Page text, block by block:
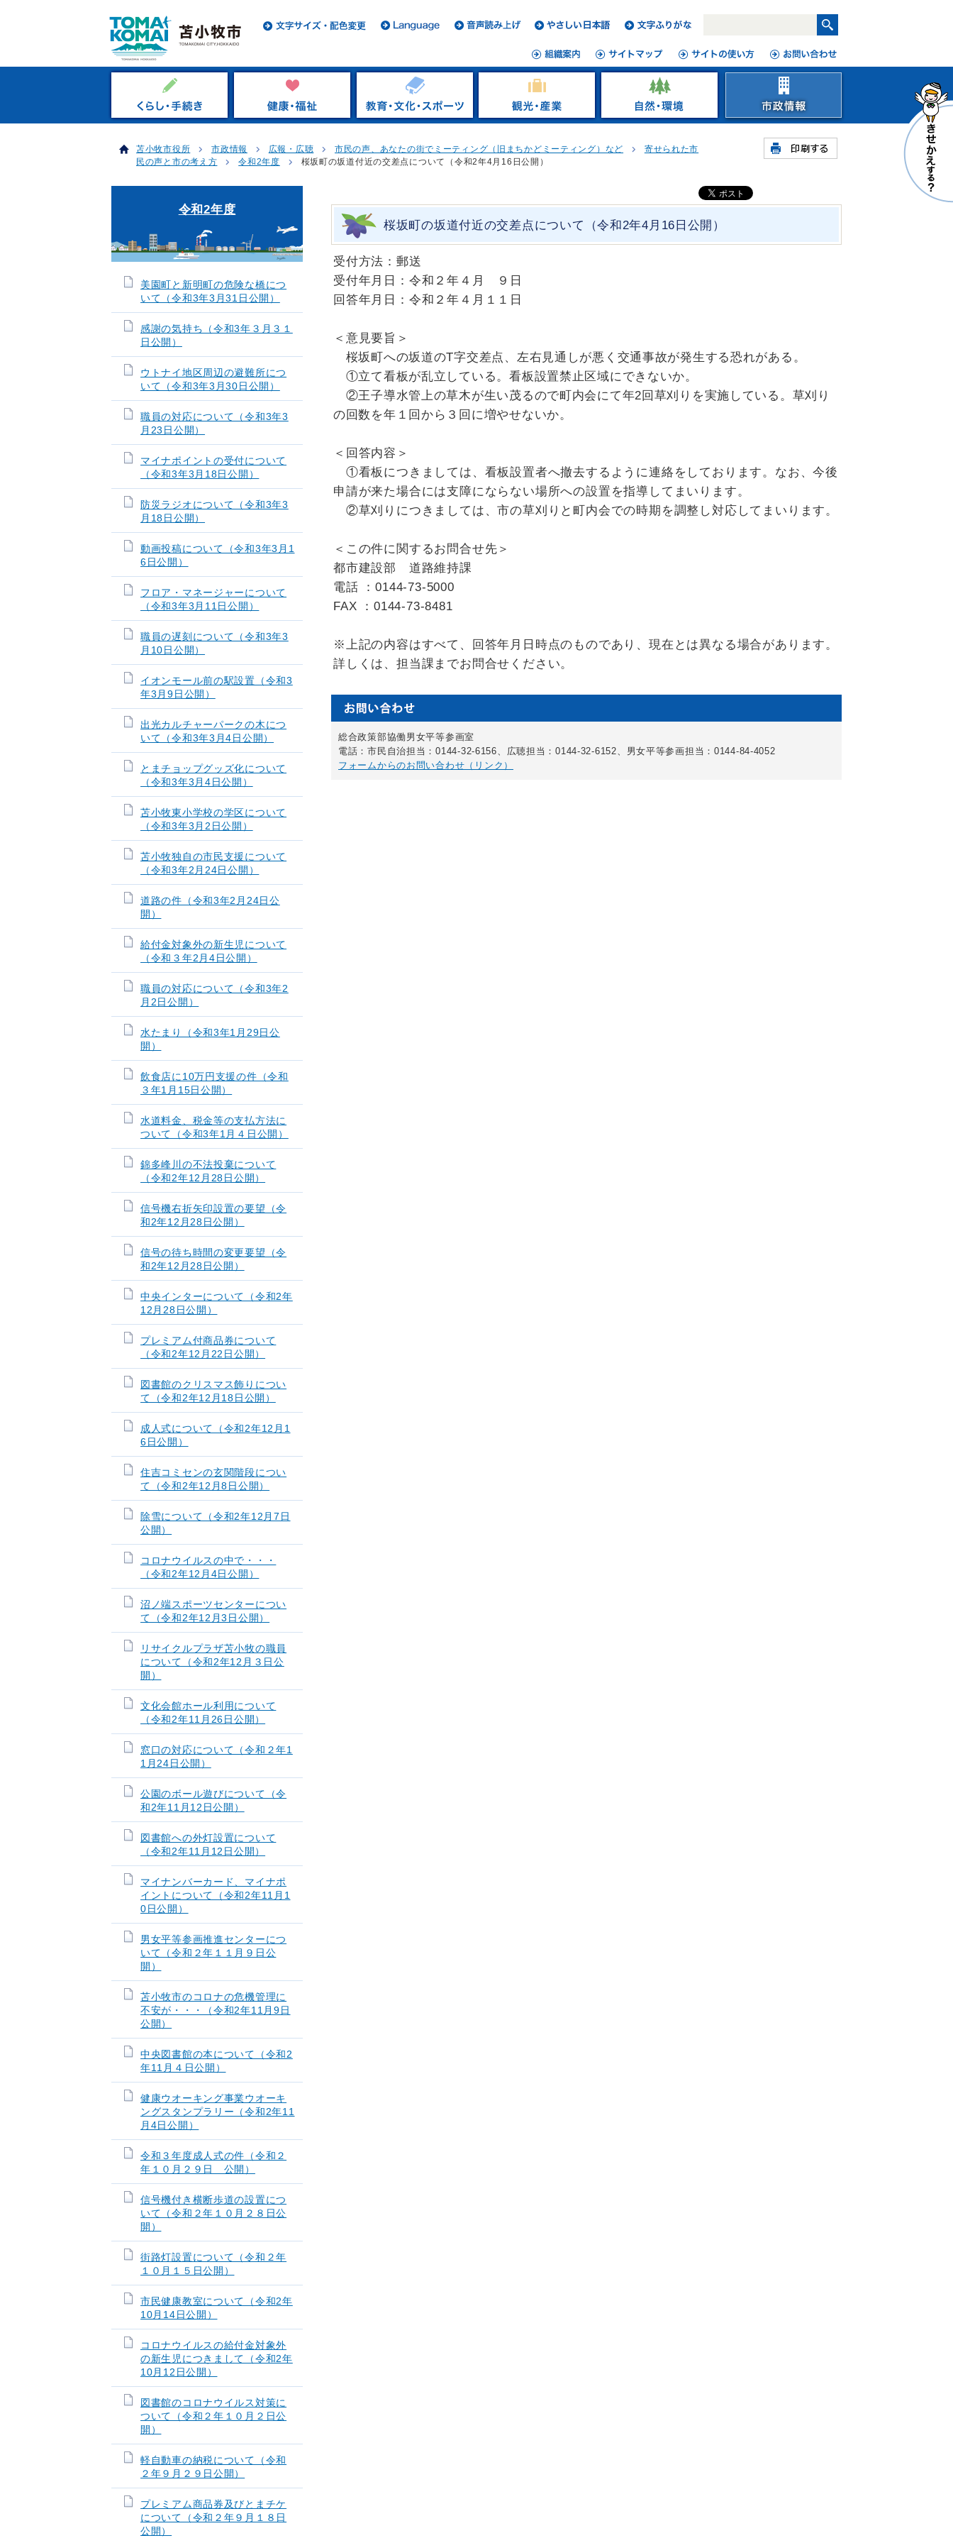
苫小牧市役所 市政情報 広報・広聴 市民の声、あなたの街でミーティング（旧まちかどミーティング）など
寄せられた市
民の声と市の考え方
令和2年度 桜坂町の坂道付近の交差点について（令和2年4月16日公開）
桜坂町の坂道付近の交差点について（令和2年4月16日公開）
受付方法：郵送
受付年月日：令和２年４月 ９日
回答年月日：令和２年４月１１日
＜意見要旨＞
桜坂町への坂道のT字交差点、左右見通しが悪く交通事故が発生する恐れがある。
①立て看板が乱立している。看板設置禁止区域にできないか。
②王子導水管上の草木が生い茂るので町内会にて年2回草刈りを実施している。草刈り
の回数を年１回から３回に増やせないか。
＜回答内容＞
①看板につきましては、看板設置者へ撤去するように連絡をしております。なお、今後
申請が来た場合には支障にならない場所への設置を指導してまいります。
②草刈りにつきましては、市の草刈りと町内会での時期を調整し対応してまいります。
＜この件に関するお問合せ先＞
都市建設部 道路維持課
電話 ：0144-73-5000
FAX ：0144-73-8481
※上記の内容はすべて、回答年月日時点のものであり、現在とは異なる場合があります。
詳しくは、担当課までお問合せください。
総合政策部協働男女平等参画室
電話：市民自治担当：0144-32-6156、広聴担当：0144-32-6152、男女平等参画担当：0144-84-4052
フォームからのお問い合わせ（リンク）
令和2年度
美園町と新明町の危険な橋につ
いて（令和3年3月31日公開）
感謝の気持ち（令和3年３月３１
日公開）
ウトナイ地区周辺の避難所につ
いて（令和3年3月30日公開）
職員の対応について（令和3年3
月23日公開）
マイナポイントの受付について
（令和3年3月18日公開）
防災ラジオについて（令和3年3
月18日公開）
動画投稿について（令和3年3月1
6日公開）
フロア・マネージャーについて
（令和3年3月11日公開）
職員の遅刻について（令和3年3
月10日公開）
イオンモール前の駅設置（令和3
年3月9日公開）
出光カルチャーパークの木につ
いて（令和3年3月4日公開）
とまチョップグッズ化について
（令和3年3月4日公開）
苫小牧東小学校の学区について
（令和3年3月2日公開）
苫小牧独自の市民支援について
（令和3年2月24日公開）
道路の件（令和3年2月24日公
開）
給付金対象外の新生児について
（令和３年2月4日公開）
職員の対応について（令和3年2
月2日公開）
水たまり（令和3年1月29日公
開）
飲食店に10万円支援の件（令和
３年1月15日公開）
水道料金、税金等の支払方法に
ついて（令和3年1月４日公開）
錦多峰川の不法投棄について
（令和2年12月28日公開）
信号機右折矢印設置の要望（令
和2年12月28日公開）
信号の待ち時間の変更要望（令
和2年12月28日公開）
中央インターについて（令和2年
12月28日公開）
プレミアム付商品券について
（令和2年12月22日公開）
図書館のクリスマス飾りについ
て（令和2年12月18日公開）
成人式について（令和2年12月1
6日公開）
住吉コミセンの玄関階段につい
て（令和2年12月8日公開）
除雪について（令和2年12月7日
公開）
コロナウイルスの中で・・・
（令和2年12月4日公開）
沼ノ端スポーツセンターについ
て（令和2年12月3日公開）
リサイクルプラザ苫小牧の職員
について（令和2年12月３日公
開）
文化会館ホール利用について
（令和2年11月26日公開）
窓口の対応について（令和２年1
1月24日公開）
公園のボール遊びについて（令
和2年11月12日公開）
図書館への外灯設置について
（令和2年11月12日公開）
マイナンバーカード、マイナポ
イントについて（令和2年11月1
0日公開）
男女平等参画推進センターにつ
いて（令和２年１１月９日公
開）
苫小牧市のコロナの危機管理に
不安が・・・（令和2年11月9日
公開）
中央図書館の本について（令和2
年11月４日公開）
健康ウオーキング事業ウオーキ
ングスタンプラリー（令和2年11
月4日公開）
令和３年度成人式の件（令和２
年１０月２９日 公開）
信号機付き横断歩道の設置につ
いて（令和２年１０月２８日公
開）
街路灯設置について（令和２年
１０月１５日公開）
市民健康教室について（令和2年
10月14日公開）
コロナウイルスの給付金対象外
の新生児につきまして（令和2年
10月12日公開）
図書館のコロナウイルス対策に
ついて（令和２年１０月２日公
開）
軽自動車の納税について（令和
２年９月２９日公開）
プレミアム商品券及びとまチケ
について（令和２年９月１８日
公開）